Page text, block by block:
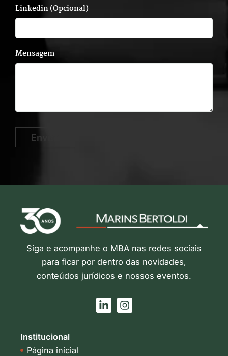
Linkedin (Opcional)
Mensagem
Enviar
Siga e acompanhe o MBA nas redes sociais
para ficar por dentro das novidades,
conteúdos jurídicos e nossos eventos.
L
i
k
I
n
t
Institucional
Página inicial